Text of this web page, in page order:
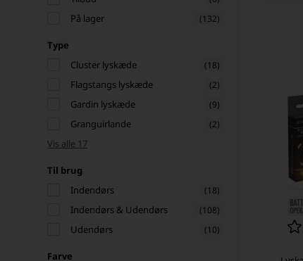
På lager (132)
Type
Cluster lyskæde
(18)
Flagstangs lyskæde (2)
Gardin lyskæde (9)
Granguirlande (2)
Vis alle 17
Til brug
Indendørs
(18)
Indendørs & Udendørs (108)
Udendørs (10)
Farve